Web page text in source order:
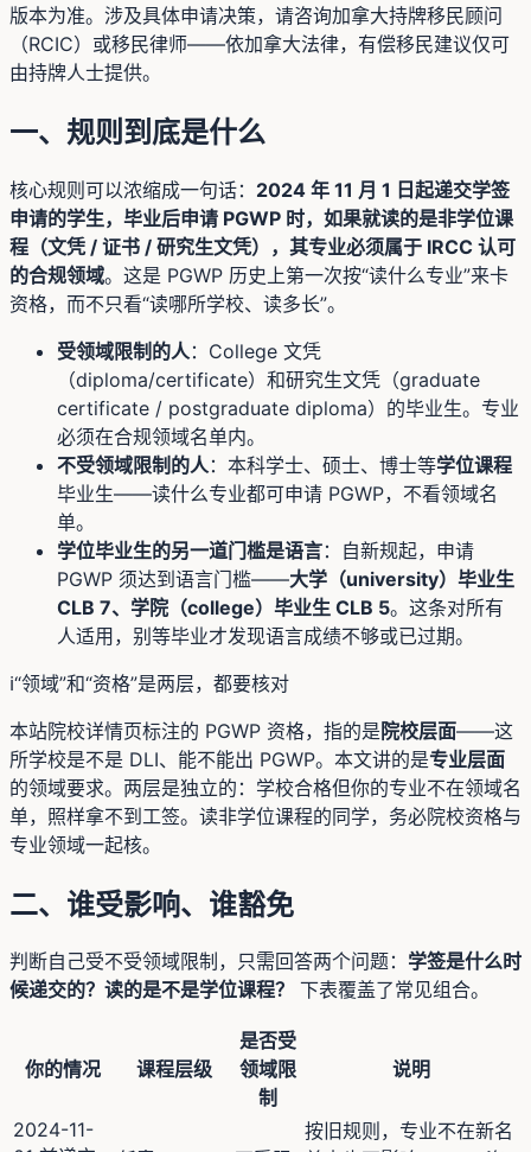
版本为准。涉及具体申请决策，请咨询加拿大持牌移民顾问
（RCIC）或移民律师——依加拿大法律，有偿移民建议仅可
由持牌人士提供。
一、规则到底是什么
核心规则可以浓缩成一句话： 2024 年 11 月 1 日起递交学签
申请的学生，毕业后申请 PGWP 时，如果就读的是非学位课
程（文凭 / 证书 / 研究生文凭），其专业必须属于 IRCC 认可
的合规领域。这是 PGWP 历史上第一次按“读什么专业”来卡
资格，而不只看“读哪所学校、读多长”。
受领域限制的人 ：College 文凭
（diploma/certificate）和研究生文凭（graduate
certificate / postgraduate diploma）的毕业生。专业
必须在合规领域名单内。
不受领域限制的人 ：本科学士、硕士、博士等学位课程
毕业生——读什么专业都可申请 PGWP，不看领域名
单。
学位毕业生的另一道门槛是语言：自新规起，申请
PGWP 须达到语言门槛——大学（university）毕业生
CLB 7、学院（college）毕业生 CLB 5。这条对所有
人适用，别等毕业才发现语言成绩不够或已过期。
ℹ️“领域”和“资格”是两层，都要核对
本站院校详情页标注的 PGWP 资格，指的是 院校层面——这
所学校是不是 DLI、能不能出 PGWP。本文讲的是专业层面
的领域要求。两层是独立的：学校合格但你的专业不在领域名
单，照样拿不到工签。读非学位课程的同学，务必院校资格与
专业领域一起核。
二、谁受影响、谁豁免
判断自己受不受领域限制，只需回答两个问题： 学签是什么时
候递交的？读的是不是学位课程？
下表覆盖了常见组合。
你的情况 课程层级
是否受
领域限
制
说明
2024-11-
按旧规则，专业不在新名